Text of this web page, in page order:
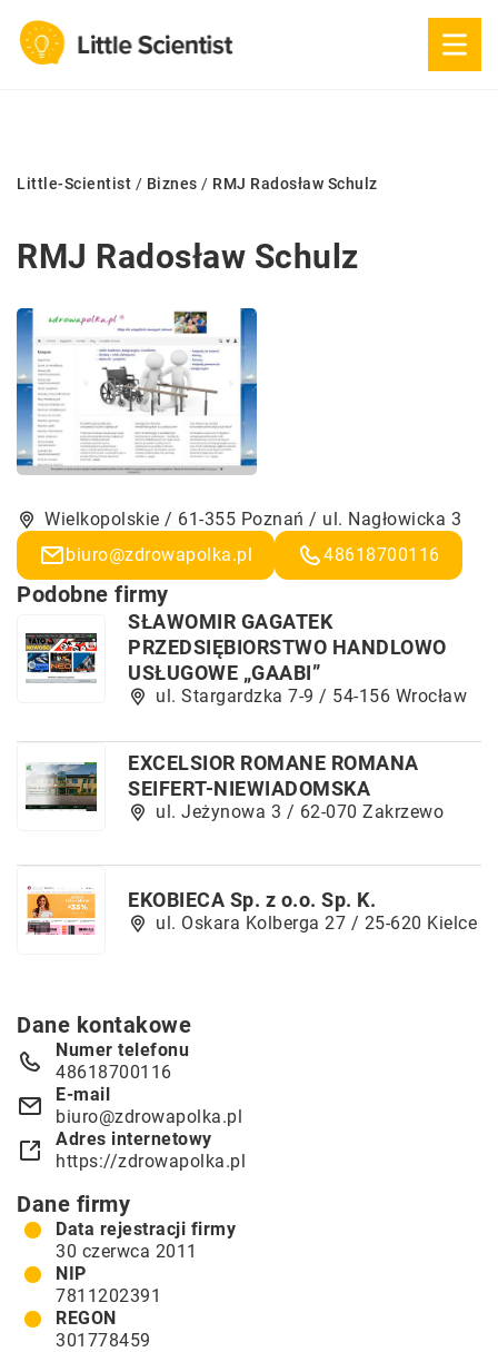
Little-Scientist / Biznes / RMJ Radosław Schulz
RMJ Radosław Schulz
Wielkopolskie / 61-355 Poznań / ul. Nagłowicka 3
biuro@zdrowapolka.pl
48618700116
Podobne firmy
SŁAWOMIR GAGATEK
PRZEDSIĘBIORSTWO HANDLOWO
USŁUGOWE „GAABI”
ul. Stargardzka 7-9 / 54-156 Wrocław
EXCELSIOR ROMANE ROMANA
SEIFERT-NIEWIADOMSKA
ul. Jeżynowa 3 / 62-070 Zakrzewo
EKOBIECA Sp. z o.o. Sp. K.
ul. Oskara Kolberga 27 / 25-620 Kielce
Dane kontakowe
Numer telefonu
48618700116
E-mail
biuro@zdrowapolka.pl
Adres internetowy
https://zdrowapolka.pl
Dane firmy
Data rejestracji firmy
30 czerwca 2011
NIP
7811202391
REGON
301778459